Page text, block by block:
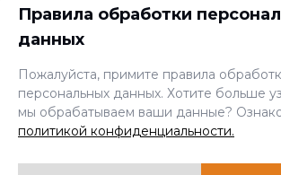
ЗАКАЗАТЬ ЗВОНОК
zakaz@aprofpk.ru
Правила обработки
данных
Пожалуйста, примите правила
персональных данных. Хотите больше
мы обрабатываем ваши данные?
политикой конфиденциальности.